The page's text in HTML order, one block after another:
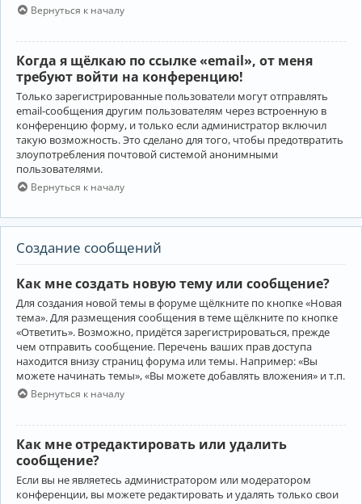
Вернуться к началу
Когда я щёлкаю по ссылке «email», от меня
требуют войти на конференцию!
Только зарегистрированные пользователи могут отправлять
email-сообщения другим пользователям через встроенную в
конференцию форму, и только если администратор включил
такую возможность. Это сделано для того, чтобы предотвратить
злоупотребления почтовой системой анонимными
пользователями.
Вернуться к началу
Создание сообщений
Как мне создать новую тему или сообщение?
Для создания новой темы в форуме щёлкните по кнопке «Новая
тема». Для размещения сообщения в теме щёлкните по кнопке
«Ответить». Возможно, придётся зарегистрироваться, прежде
чем отправить сообщение. Перечень ваших прав доступа
находится внизу страниц форума или темы. Например: «Вы
можете начинать темы», «Вы можете добавлять вложения» и т.п.
Вернуться к началу
Как мне отредактировать или удалить
сообщение?
Если вы не являетесь администратором или модератором
конференции, вы можете редактировать и удалять только свои